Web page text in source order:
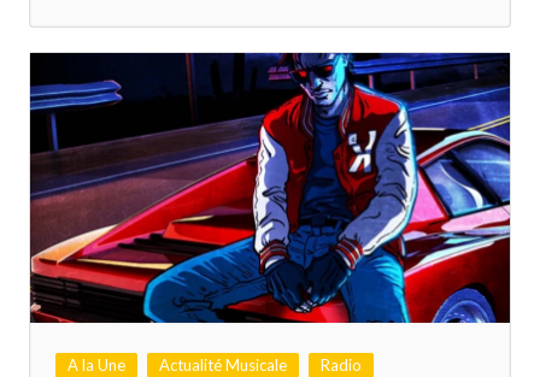
A la Une Actualité Musicale Radio